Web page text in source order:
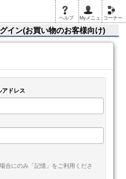
ヘルプ Myメニュ コーナー
イン(お買い物のお客様向け)
アドレス
合にのみ「記憶」をご利用くださ